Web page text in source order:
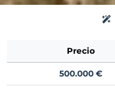
Precio
500.000 €